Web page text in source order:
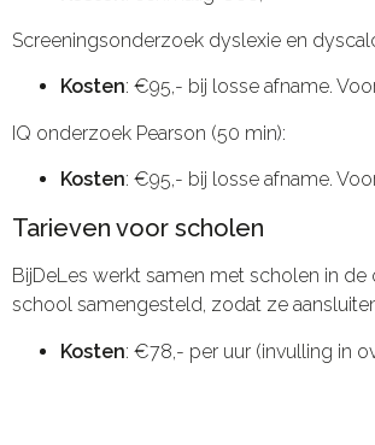
Screeningsonderzoek dyslexie en
Kosten: €95,- bij losse afname.
IQ onderzoek Pearson (50 min):
Kosten: €95,- bij losse afname.
Tarieven voor scholen
BijDeLes werkt samen met scholen in
school samengesteld, zodat ze
Kosten: €78,- per uur (invulling in